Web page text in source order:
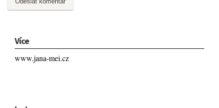
Více
www.jana-mei.cz